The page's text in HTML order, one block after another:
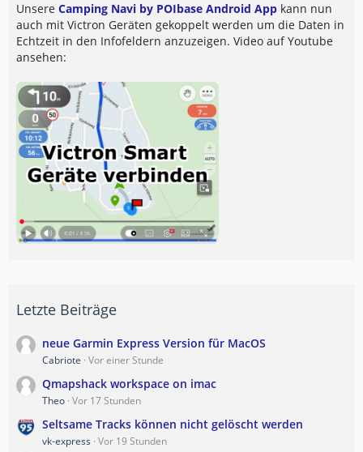
Unsere Camping Navi by POIbase Android App kann nun
auch mit Victron Geräten gekoppelt werden um die Daten in
Echtzeit in den Infofeldern anzuzeigen. Video auf Youtube
ansehen:
Letzte Beiträge
neue Garmin Express Version für MacOS
Cabriote Vor einer Stunde
Qmapshack workspace on imac
Theo Vor 17 Stunden
Seltsame Tracks können nicht gelöscht werden
vk-express Vor 19 Stunden